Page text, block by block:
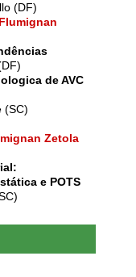
(DF)
de AVC
(SC)
Zetola
e POTS